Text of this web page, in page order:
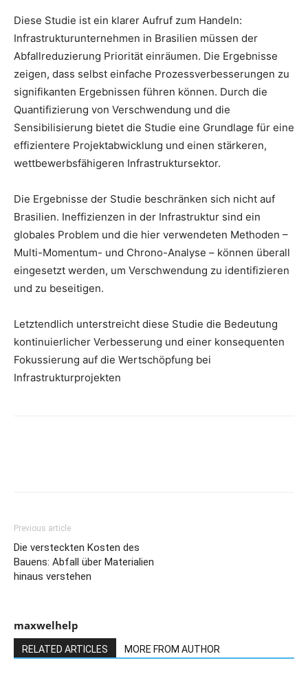
Diese Studie ist ein klarer Aufruf zum Handeln:
Infrastrukturunternehmen in Brasilien müssen der
Abfallreduzierung Priorität einräumen. Die Ergebnisse
zeigen, dass selbst einfache Prozessverbesserungen zu
signifikanten Ergebnissen führen können. Durch die
Quantifizierung von Verschwendung und die
Sensibilisierung bietet die Studie eine Grundlage für eine
effizientere Projektabwicklung und einen stärkeren,
wettbewerbsfähigeren Infrastruktursektor.
Die Ergebnisse der Studie beschränken sich nicht auf
Brasilien. Ineffizienzen in der Infrastruktur sind ein
globales Problem und die hier verwendeten Methoden –
Multi-Momentum- und Chrono-Analyse – können überall
eingesetzt werden, um Verschwendung zu identifizieren
und zu beseitigen.
Letztendlich unterstreicht diese Studie die Bedeutung
kontinuierlicher Verbesserung und einer konsequenten
Fokussierung auf die Wertschöpfung bei
Infrastrukturprojekten
Previous article
Die versteckten Kosten des
Bauens: Abfall über Materialien
hinaus verstehen
maxwelhelp
RELATED ARTICLES MORE FROM AUTHOR